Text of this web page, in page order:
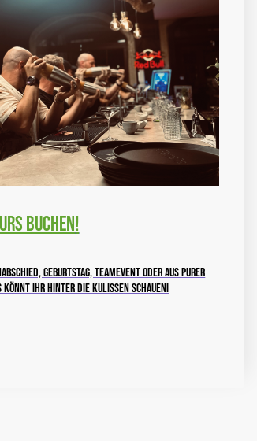
buchen!
Geburtstag, teamevent oder aus purer
könnt ihr hinter die kulissen schaueni